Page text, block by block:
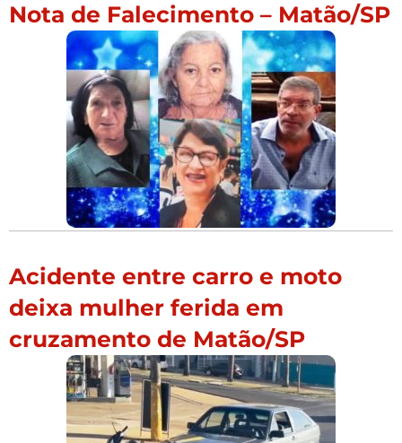
Nota de Falecimento – Matão/SP
Acidente entre carro e moto
deixa mulher ferida em
cruzamento de Matão/SP